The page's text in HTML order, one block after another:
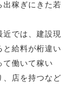
出稼ぎにきた若
では、建設現
と給料が桁違い
て働いて稼い
、店を持つなど